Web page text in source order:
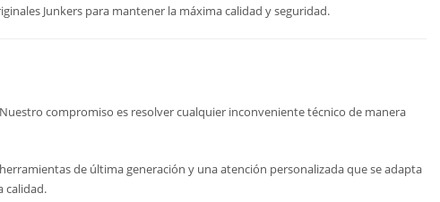
Junkers para mantener la máxima calidad y seguridad.
compromiso es resolver cualquier inconveniente técnico de manera
de última generación y una atención personalizada que se adapta
calidad.